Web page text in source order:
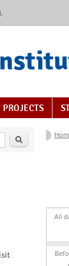
PROJECTS
All
Search